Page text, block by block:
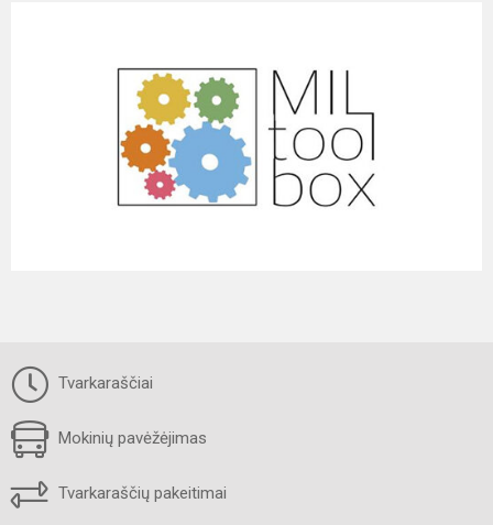
Tvarkaraščiai
Mokinių pavėžėjimas
Tvarkaraščių pakeitimai